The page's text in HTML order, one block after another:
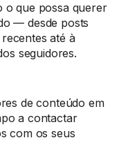
o que possa querer
— desde posts
até à
seguidores.
de conteúdo em
a contactar
com os seus